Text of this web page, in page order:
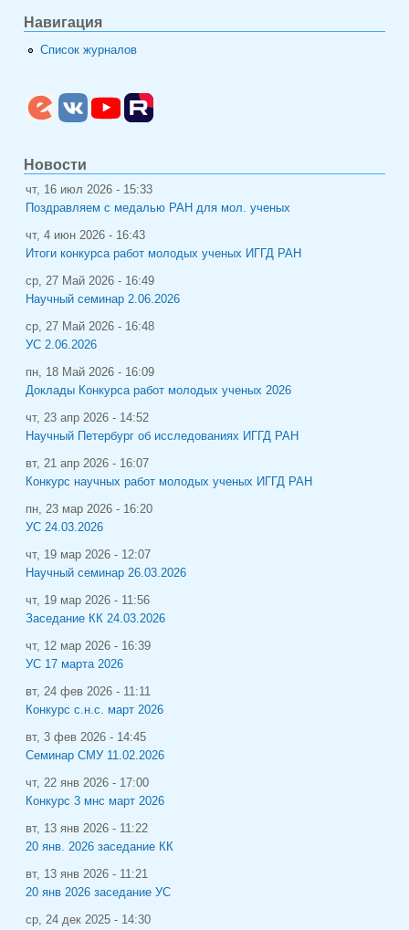
Навигация
Список журналов
Новости
чт, 16 июл 2026 - 15:33
Поздравляем с медалью РАН для мол. ученых
чт, 4 июн 2026 - 16:43
Итоги конкурса работ молодых ученых ИГГД РАН
ср, 27 Май 2026 - 16:49
Научный семинар 2.06.2026
ср, 27 Май 2026 - 16:48
УС 2.06.2026
пн, 18 Май 2026 - 16:09
Доклады Конкурса работ молодых ученых 2026
чт, 23 апр 2026 - 14:52
Научный Петербург об исследованиях ИГГД РАН
вт, 21 апр 2026 - 16:07
Конкурс научных работ молодых ученых ИГГД РАН
пн, 23 мар 2026 - 16:20
УС 24.03.2026
чт, 19 мар 2026 - 12:07
Научный семинар 26.03.2026
чт, 19 мар 2026 - 11:56
Заседание КК 24.03.2026
чт, 12 мар 2026 - 16:39
УС 17 марта 2026
вт, 24 фев 2026 - 11:11
Конкурс с.н.с. март 2026
вт, 3 фев 2026 - 14:45
Семинар СМУ 11.02.2026
чт, 22 янв 2026 - 17:00
Конкурс 3 мнс март 2026
вт, 13 янв 2026 - 11:22
20 янв. 2026 заседание КК
вт, 13 янв 2026 - 11:21
20 янв 2026 заседание УС
ср, 24 дек 2025 - 14:30